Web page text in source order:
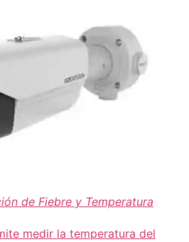
de Fiebre y Temperatura
medir la temperatura del